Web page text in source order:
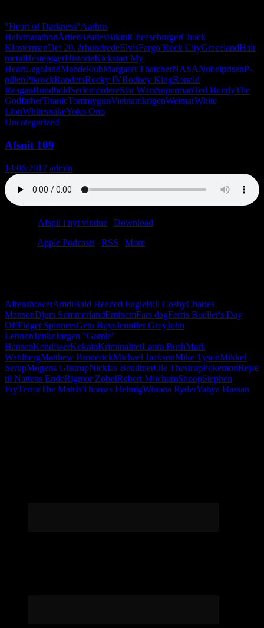
"Heart of Darkness"Aarhus
HalvmarathonÅrtierBeatlesBikiniCheeseburgerChuck
KlostermanDet 20. århundredeElvisFargo Rock CityGracelandHair
metalHestepigerHistorieKickstart My
HeartLegolandMandeklubMargaret ThatcherNASANobelprisenP-
pillenPikrockRandersRocky IVRodney KingRonald
ReaganRundboldSeriemordereStar WarsSupermanTed BundyThe
GodfatherTitanicTommygunVietnamkrigenWeimarWhite
LionWhitesnakeYoko Ono
Uncategorized
Afsnit 109
14/06/2017 admin
Afspil i nyt vindue Download
Apple Podcasts RSS
More
AftenshowetAmdiBald Headed EagleBill CosbyCharles
MansonDjurs SommerlandEminemFars dagFerris Bueller's Day
OffFidget SpinnersGeto BoysJennifer GreyJohn
LennonJønkeJørgen "Gamle"
HansenKendisserKokainKriminalitetLaura BushMark
WahlbergMatthew BroderickMichael JacksonMike TysonMikkel
SerupMogens GlistrupNicklas BendtnerOle ThestrupPokemonRejse
til Nattens EndeRigmor ZobelRobert MitchumSnoopStephen
FryTerrorThe MatrixThomas HelmigWinona RyderYahya Hassan